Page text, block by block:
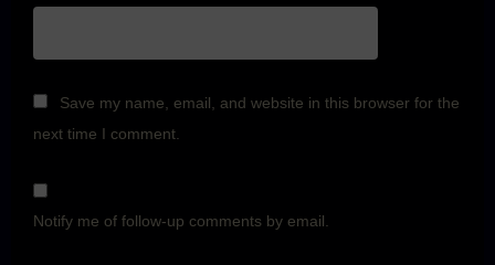
Save my name, email, and website in this browser for the
next time I comment.
Notify me of follow-up comments by email.